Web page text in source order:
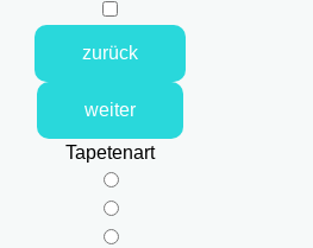
zurück
weiter
Tapetenart